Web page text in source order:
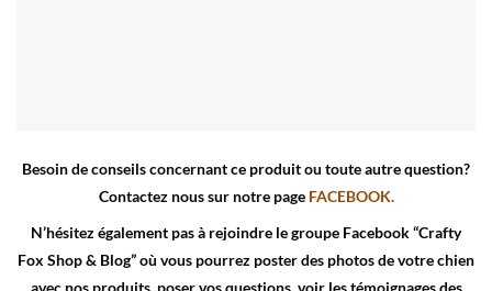
Besoin de conseils concernant ce produit ou toute autre question?
Contactez nous sur notre page FACEBOOK.
N’hésitez également pas à rejoindre le groupe Facebook “Crafty
Fox Shop & Blog” où vous pourrez poster des photos de votre chien
avec nos produits, poser vos questions, voir les témoignages des